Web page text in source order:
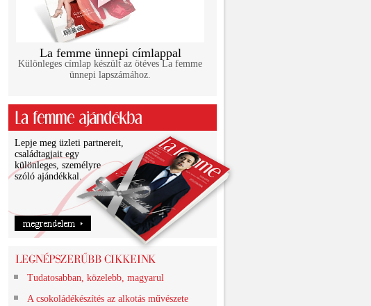
La femme ünnepi címlappal
Különleges címlap készült az ötéves La femme
ünnepi lapszámához.
Lepje meg üzleti partnereit,
családtagjait egy
különleges, személyre
szóló ajándékkal.
Tudatosabban, közelebb, magyarul
A csokoládékészítés az alkotás művészete